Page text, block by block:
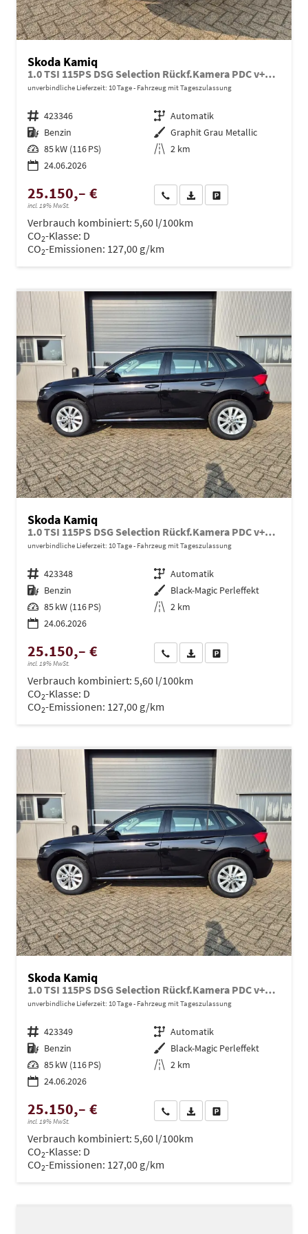
Skoda Kamiq
1.0 TSI 115PS DSG Selection Rückf.Kamera PDC v+h Sitzheizung Klimaautomatik Skoda-Radio Apple CarPlay + Android Auto Tempomat Garantieverlängerung 16"LM
unverbindliche Lieferzeit: 10 Tage Fahrzeug mit Tageszulassung
Fahrzeugnr. 423346 Getriebe Automatik
Kraftstoff Benzin Außenfarbe Graphit Grau Metallic
Leistung 85 kW (116 PS) Kilometerstand 2 km
24.06.2026
25.150,– €
incl. 19% MwSt.
Wir rufen Sie anPDF-Datei, Fahrzeugexposé
Verbrauch kombiniert: 5,60 l/100km
CO2-Klasse: D
CO2-Emissionen: 127,00 g/km
Skoda Kamiq
1.0 TSI 115PS DSG Selection Rückf.Kamera PDC v+h Sitzheizung Klimaautomatik Skoda-Radio Apple CarPlay + Android Auto Tempomat Garantieverlängerung 16"LM
unverbindliche Lieferzeit: 10 Tage Fahrzeug mit Tageszulassung
Fahrzeugnr. 423348 Getriebe Automatik
Kraftstoff Benzin Außenfarbe Black-Magic Perleffekt
Leistung 85 kW (116 PS) Kilometerstand 2 km
24.06.2026
25.150,– €
incl. 19% MwSt.
Wir rufen Sie anPDF-Datei, Fahrzeugexposé
Verbrauch kombiniert: 5,60 l/100km
CO2-Klasse: D
CO2-Emissionen: 127,00 g/km
Skoda Kamiq
1.0 TSI 115PS DSG Selection Rückf.Kamera PDC v+h Sitzheizung Klimaautomatik Skoda-Radio Apple CarPlay + Android Auto Tempomat Garantieverlängerung 16"LM
unverbindliche Lieferzeit: 10 Tage Fahrzeug mit Tageszulassung
Fahrzeugnr. 423349 Getriebe Automatik
Kraftstoff Benzin Außenfarbe Black-Magic Perleffekt
Leistung 85 kW (116 PS) Kilometerstand 2 km
24.06.2026
25.150,– €
incl. 19% MwSt.
Wir rufen Sie anPDF-Datei, Fahrzeugexposé
Verbrauch kombiniert: 5,60 l/100km
CO2-Klasse: D
CO2-Emissionen: 127,00 g/km